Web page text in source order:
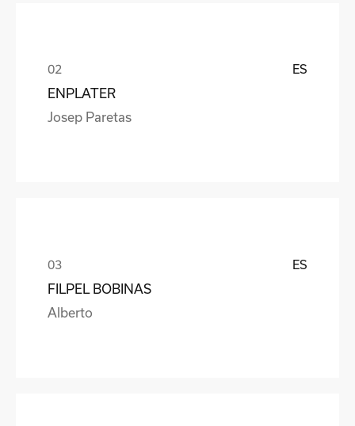
ES
ENPLATER
Josep Paretas
ES
FILPEL BOBINAS
Alberto